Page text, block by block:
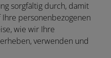
sorgfältig durch, damit
Ihre personenbezogenen
wie wir Ihre
verwenden und